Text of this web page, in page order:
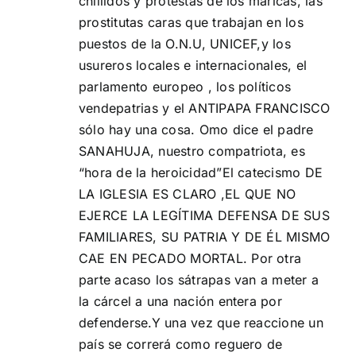
prostitutas caras que trabajan en los
puestos de la O.N.U, UNICEF,y los
usureros locales e internacionales, el
parlamento europeo , los políticos
vendepatrias y el ANTIPAPA FRANCISCO
sólo hay una cosa. Omo dice el padre
SANAHUJA, nuestro compatriota, es
“hora de la heroicidad”El catecismo DE
LA IGLESIA ES CLARO ,EL QUE NO
EJERCE LA LEGÍTIMA DEFENSA DE SUS
FAMILIARES, SU PATRIA Y DE ÉL MISMO
CAE EN PECADO MORTAL. Por otra
parte acaso los sátrapas van a meter a
la cárcel a una nación entera por
defenderse.Y una vez que reaccione un
país se correrá como reguero de